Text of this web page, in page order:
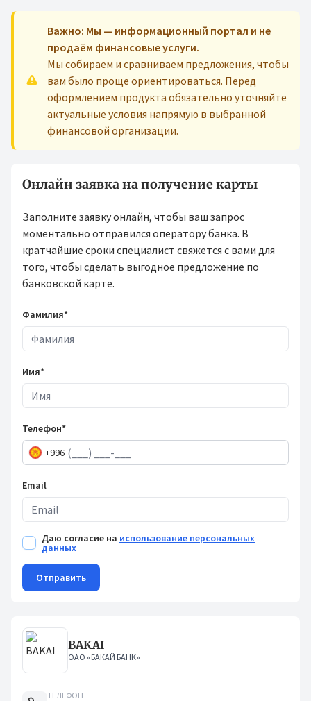
Важно: Мы — информационный портал и не
продаём финансовые услуги.
Мы собираем и сравниваем предложения, чтобы
вам было проще ориентироваться. Перед
оформлением продукта обязательно уточняйте
актуальные условия напрямую в выбранной
финансовой организации.
Онлайн заявка на получение карты
Заполните заявку онлайн, чтобы ваш запрос
моментально отправился оператору банка. В
кратчайшие сроки специалист свяжется с вами для
того, чтобы сделать выгодное предложение по
банковской карте.
Фамилия*
Имя*
Телефон*
+996
Email
Даю согласие на использование персональных
данных
Отправить
BAKAI
ОАО «БАКАЙ БАНК»
ТЕЛЕФОН